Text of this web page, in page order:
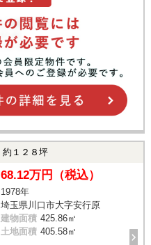
１２８坪
68.12万円（税込）
1978年
埼玉県川口市大字安行原
建物面積 425.86㎡
土地面積 405.58㎡